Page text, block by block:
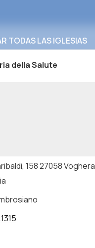
TODAS LAS IGLESIAS
della Salute
158 27058 Voghera